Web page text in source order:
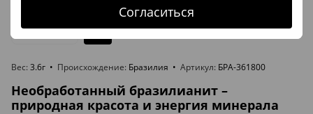
Согласиться
Вес 3.6г Происхождение Бразилия Артикул БРА-361800
Необработанный бразилианит –
природная красота и энергия минерала